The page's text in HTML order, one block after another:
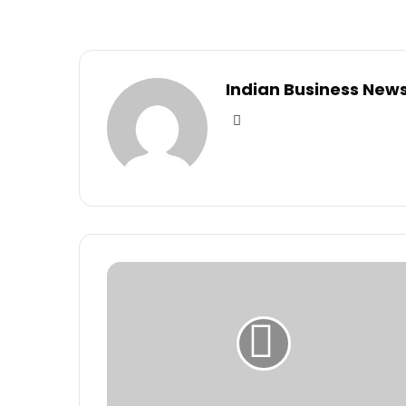
Indian Business
Website